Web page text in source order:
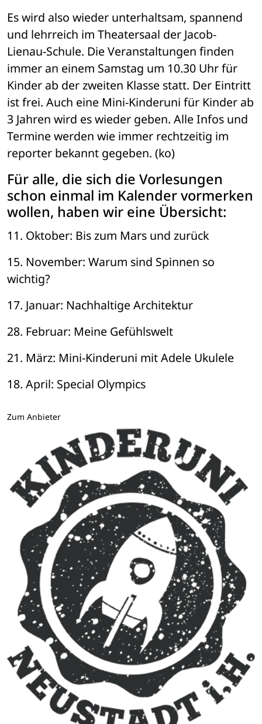
Es wird also wieder unterhaltsam, spannend
und lehrreich im Theatersaal der Jacob-
Lienau-Schule. Die Veranstaltungen finden
immer an einem Samstag um 10.30 Uhr für
Kinder ab der zweiten Klasse statt. Der Eintritt
ist frei. Auch eine Mini-Kinderuni für Kinder ab
3 Jahren wird es wieder geben. Alle Infos und
Termine werden wie immer rechtzeitig im
reporter bekannt gegeben. (ko)
Für alle, die sich die Vorlesungen
schon einmal im Kalender vormerken
wollen, haben wir eine Übersicht:
11. Oktober: Bis zum Mars und zurück
15. November: Warum sind Spinnen so
wichtig?
17. Januar: Nachhaltige Architektur
28. Februar: Meine Gefühlswelt
21. März: Mini-Kinderuni mit Adele Ukulele
18. April: Special Olympics
Zum Anbieter